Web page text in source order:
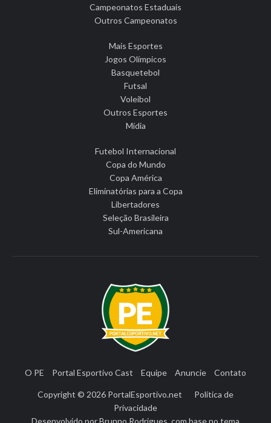
Campeonatos Estaduais
Outros Campeonatos
Mais Esportes
Jogos Olímpicos
Basquetebol
Futsal
Voleibol
Outros Esportes
Mídia
Futebol Internacional
Copa do Mundo
Copa América
Eliminatórias para a Copa
Libertadores
Seleção Brasileira
Sul-Americana
O PE Portal Esportivo Cast Equipe Anuncie Contato
Copyright © 2026 PortalEsportivo.net
Política de
Privacidade